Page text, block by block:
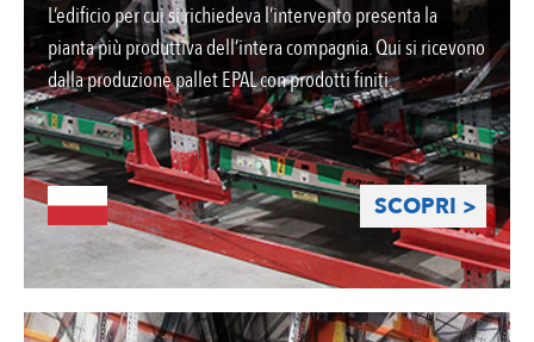
L’edificio per cui si richiedeva l’intervento presenta la
pianta più produttiva dell’intera compagnia. Qui si ricevono
dalla produzione pallet EPAL con prodotti finiti.
SCOPRI >